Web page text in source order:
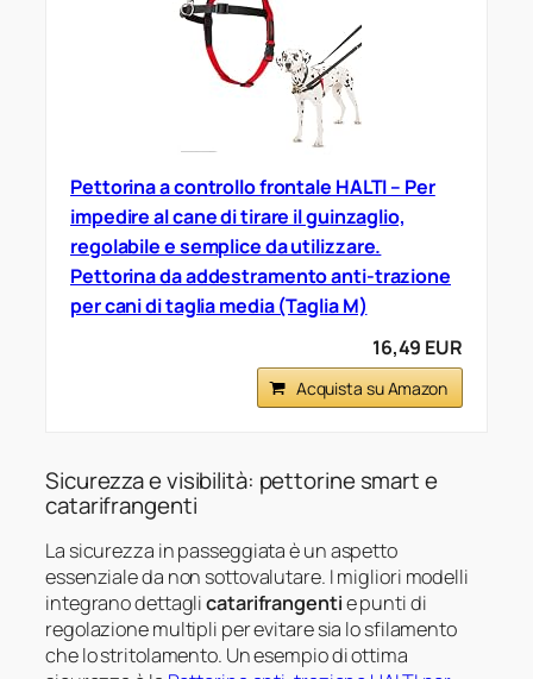
Pettorina a controllo frontale HALTI – Per
impedire al cane di tirare il guinzaglio,
regolabile e semplice da utilizzare.
Pettorina da addestramento anti-trazione
per cani di taglia media (Taglia M)
16,49 EUR
Acquista su Amazon
Sicurezza e visibilità: pettorine smart e
catarifrangenti
La sicurezza in passeggiata è un aspetto
essenziale da non sottovalutare. I migliori modelli
integrano dettaglicatarifrangentie punti di
regolazione multipli per evitare sia lo sfilamento
che lo stritolamento. Un esempio di ottima